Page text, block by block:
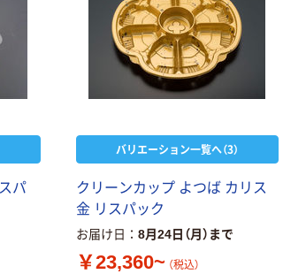
パ
バリエーション一覧へ（3）
クリーンカップ よつば カリス
金 リスパック
お届け日 8月24日（月）まで
￥23,360~ （税込）